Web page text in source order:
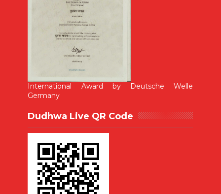
International Award by Deutsche Welle
Germany
Dudhwa Live QR Code